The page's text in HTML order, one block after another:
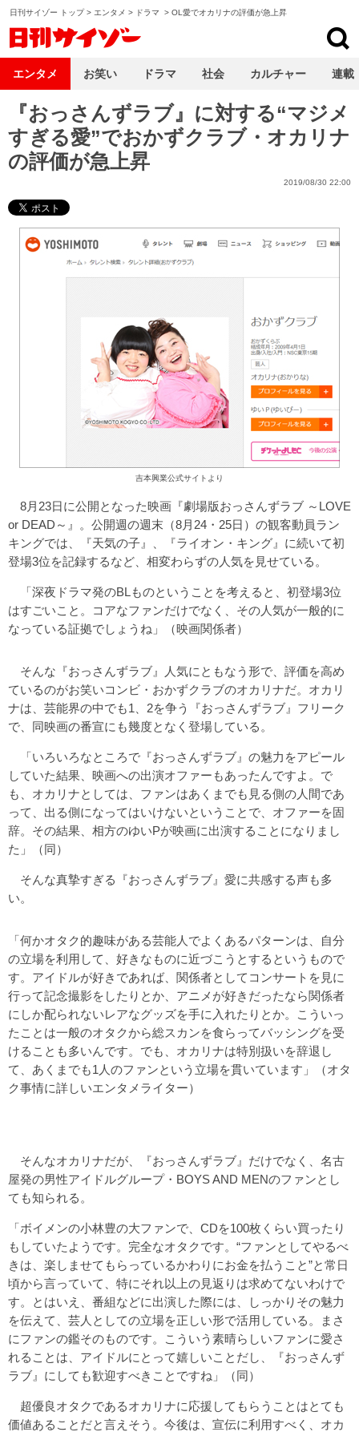
日刊サイゾー トップ> エンタメ > ドラマ > OL愛でオカリナの評価が急上昇
『おっさんずラブ』に対する“マジメ
すぎる愛”でおかずクラブ・オカリナ
の評価が急上昇
2019/08/30 22:00
吉本興業公式サイトより
8月23日に公開となった映画『劇場版おっさんずラブ ～LOVE
or DEAD～』。公開週の週末（8月24・25日）の観客動員ラン
キングでは、『天気の子』、『ライオン・キング』に続いて初
登場3位を記録するなど、相変わらずの人気を見せている。
「深夜ドラマ発のBLものということを考えると、初登場3位
はすごいこと。コアなファンだけでなく、その人気が一般的に
なっている証拠でしょうね」（映画関係者）
そんな『おっさんずラブ』人気にともなう形で、評価を高め
ているのがお笑いコンビ・おかずクラブのオカリナだ。オカリ
ナは、芸能界の中でも1、2を争う『おっさんずラブ』フリーク
で、同映画の番宣にも幾度となく登場している。
「いろいろなところで『おっさんずラブ』の魅力をアピール
していた結果、映画への出演オファーもあったんですよ。で
も、オカリナとしては、ファンはあくまでも見る側の人間であ
って、出る側になってはいけないということで、オファーを固
辞。その結果、相方のゆいPが映画に出演することになりまし
た」（同）
そんな真摯すぎる『おっさんずラブ』愛に共感する声も多
い。
「何かオタク的趣味がある芸能人でよくあるパターンは、自分
の立場を利用して、好きなものに近づこうとするというもので
す。アイドルが好きであれば、関係者としてコンサートを見に
行って記念撮影をしたりとか、アニメが好きだったなら関係者
にしか配られないレアなグッズを手に入れたりとか。こういっ
たことは一般のオタクから総スカンを食らってバッシングを受
けることも多いんです。でも、オカリナは特別扱いを辞退し
て、あくまでも1人のファンという立場を貫いています」（オタ
ク事情に詳しいエンタメライター）
そんなオカリナだが、『おっさんずラブ』だけでなく、名古
屋発の男性アイドルグループ・BOYS AND MENのファンとし
ても知られる。
「ボイメンの小林豊の大ファンで、CDを100枚くらい買ったり
もしていたようです。完全なオタクです。“ファンとしてやるべ
きは、楽しませてもらっているかわりにお金を払うこと”と常日
頃から言っていて、特にそれ以上の見返りは求めてないわけで
す。とはいえ、番組などに出演した際には、しっかりその魅力
を伝えて、芸人としての立場を正しい形で活用している。まさ
にファンの鑑そのものです。こういう素晴らしいファンに愛さ
れることは、アイドルにとって嬉しいことだし、『おっさんず
ラブ』にしても歓迎すべきことですね」（同）
超優良オタクであるオカリナに応援してもらうことはとても
価値あることだと言えそう。今後は、宣伝に利用すべく、オカ
エンタメ お笑い ドラマ 社会 カルチャー 連載